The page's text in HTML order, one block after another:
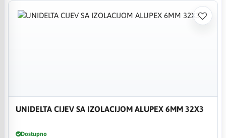
UNIDELTA CIJEV SA IZOLACIJOM ALUPEX 6MM 32X3
Dostupno